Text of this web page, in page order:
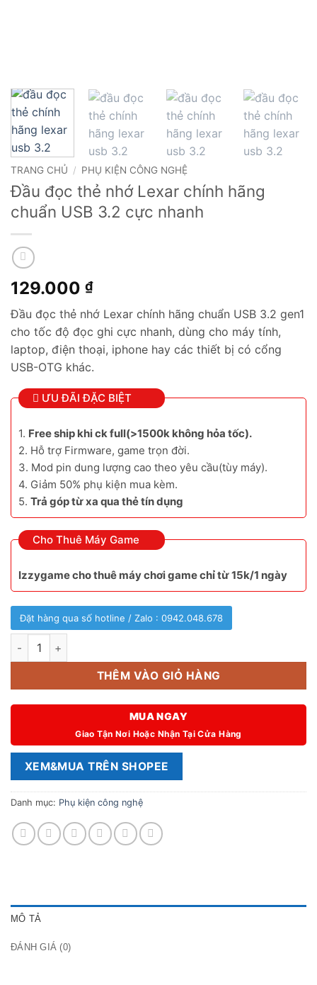
TRANG CHỦ / PHỤ KIỆN CÔNG NGHỆ
Đầu đọc thẻ nhớ Lexar chính hãng
chuẩn USB 3.2 cực nhanh
129.000 ₫
Đầu đọc thẻ nhớ Lexar chính hãng chuẩn USB 3.2 gen1
cho tốc độ đọc ghi cực nhanh, dùng cho máy tính,
laptop, điện thoại, iphone hay các thiết bị có cổng
USB-OTG khác.
ƯU ĐÃI ĐẶC BIỆT
1. Free ship khi ck full(>1500k không hỏa tốc).
2. Hỗ trợ Firmware, game trọn đời.
3. Mod pin dung lượng cao theo yêu cầu(tùy máy).
4. Giảm 50% phụ kiện mua kèm.
5. Trả góp từ xa qua thẻ tín dụng
Cho Thuê Máy Game
Izzygame cho thuê máy chơi game chỉ từ 15k/1 ngày
Đặt hàng qua số hotline / Zalo : 0942.048.678
Đầu đọc thẻ nhớ Lexar chính hãng chuẩn USB 3.2 cực nhanh
THÊM VÀO GIỎ HÀNG
MUA NGAY
Giao Tận Nơi Hoặc Nhận Tại Cửa Hàng
XEM&MUA TRÊN SHOPEE
Danh mục: Phụ kiện công nghệ
MÔ TẢ
ĐÁNH GIÁ (0)